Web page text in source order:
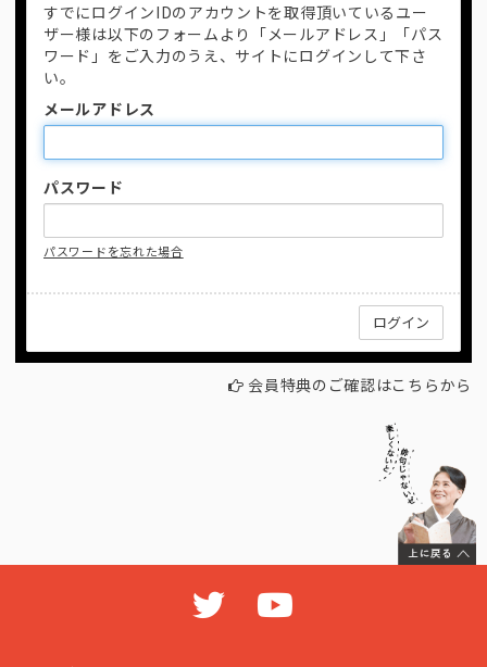
すでにログインIDのアカウントを取得頂いているユー
ザー様は以下のフォームより「メールアドレス」「パス
ワード」をご入力のうえ、サイトにログインして下さ
い。
メールアドレス
パスワード
パスワードを忘れた場合
会員特典のご確認はこちらから